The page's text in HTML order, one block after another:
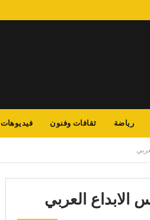
رياضة ثقافات وفنون فيديوهات
الابداع العربي